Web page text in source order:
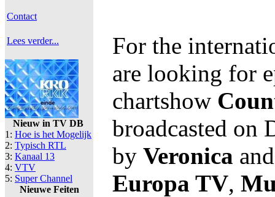
Contact
Lees verder...
Nieuw in TV DB
1: Hoe is het Mogelijk
2: Typisch RTL
3: Kanaal 13
4: VTV
5: Super Channel
Nieuwe Feiten
For the
are looking for
chartshow
broadcasted on
by Veronica
Europa TV,